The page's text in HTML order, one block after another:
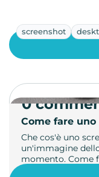
screenshot
Come fare
Che cos'è uno
un'immagine
momento. Come
0